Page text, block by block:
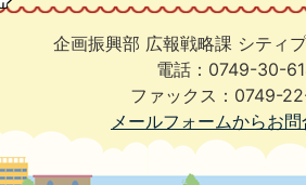
企画振興部 広報戦略課 シティ
電話：0749-30-
ファックス：0749-
メールフォームからお問